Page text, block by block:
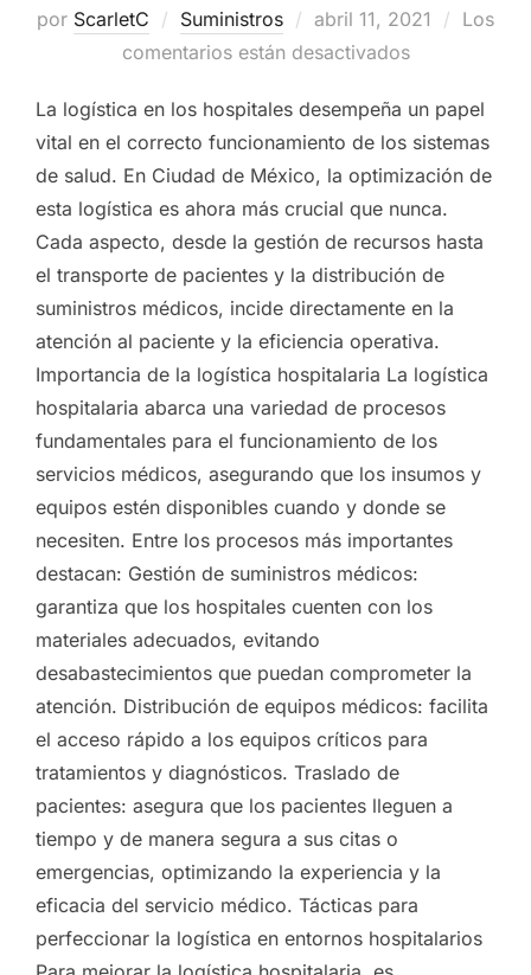
por ScarletC Suministros
Publicado
el
abril 11, 2021
Los
comentarios están desactivados
La logística en los hospitales desempeña un papel
vital en el correcto funcionamiento de los sistemas
de salud. En Ciudad de México, la optimización de
esta logística es ahora más crucial que nunca.
Cada aspecto, desde la gestión de recursos hasta
el transporte de pacientes y la distribución de
suministros médicos, incide directamente en la
atención al paciente y la eficiencia operativa.
Importancia de la logística hospitalaria La logística
hospitalaria abarca una variedad de procesos
fundamentales para el funcionamiento de los
servicios médicos, asegurando que los insumos y
equipos estén disponibles cuando y donde se
necesiten. Entre los procesos más importantes
destacan: Gestión de suministros médicos:
garantiza que los hospitales cuenten con los
materiales adecuados, evitando
desabastecimientos que puedan comprometer la
atención. Distribución de equipos médicos: facilita
el acceso rápido a los equipos críticos para
tratamientos y diagnósticos. Traslado de
pacientes: asegura que los pacientes lleguen a
tiempo y de manera segura a sus citas o
emergencias, optimizando la experiencia y la
eficacia del servicio médico. Tácticas para
perfeccionar la logística en entornos hospitalarios